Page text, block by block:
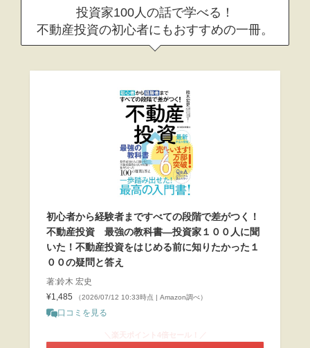
投資家100人の話で学べる！
不動産投資の初心者にもおすすめの一冊。
初心者から経験者まですべての段階で差がつく！
不動産投資 最強の教科書―投資家１００人に聞
いた！不動産投資をはじめる前に知りたかった１
００の疑問と答え
著:鈴木 宏史
¥1,485
（2026/07/12 10:33時点 | Amazon調べ）
口コミを見る